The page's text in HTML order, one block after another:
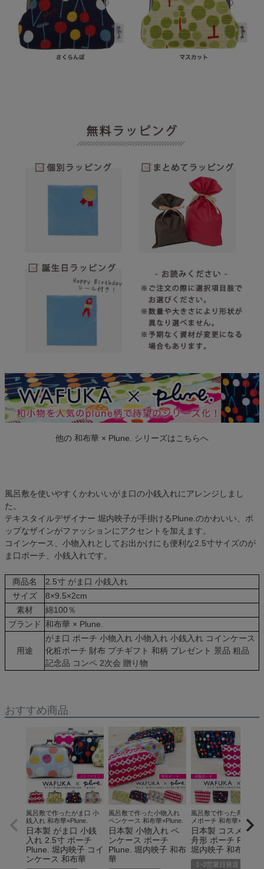
他の 和布華 × Plune. シリーズはこちらへ
風呂敷を使いやすくかわいいがま口の小銭入れにアレンジしまし
た。
テキスタイルデザイナー 堀内映子が手掛けるPlune.のかわいい、ポ
ップなザインがファッションにアクセントを加えます。
コインケース、小物入れとしてお出かけにも便利な2.5寸サイズのが
ま口ポーチ、小銭入れです。
商品名
2.5寸 がま口 小銭入れ
サイズ
8×9.5×2cm
素材
綿100％
ブランド 和布華 × Plune.
用途
がま口 ポーチ 小物入れ 小物入れ 小銭入れ コインケース
化粧ポーチ 財布 プチギフト 和柄 プレゼント 景品 粗品
記念品 コンペ 2次会 贈り物
おすすめ商品
風呂敷で作ったがま口 小
銭入れ 和布華×Plune.
日本製 がま口 小銭
入れ 2.5寸 ポーチ
Plune. 堀内映子 コイ
ンケース 和布華
風呂敷で作った小物入れ
ペンケース 和布華×Plune.
日本製 小物入れ ペ
ンケース ポーチ
Plune. 堀内映子 和布
華
風呂敷で作った舟形 コス
メポーチ 和布華×Plune.
日本製 コスメポー
舟形 ポーチ Plune.
堀内映子 和布華
1~3営業日発送